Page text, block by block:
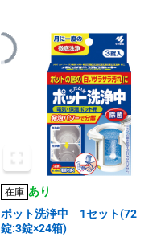
在庫 あり
ポット洗浄中 1セット(72
錠:3錠×24箱)